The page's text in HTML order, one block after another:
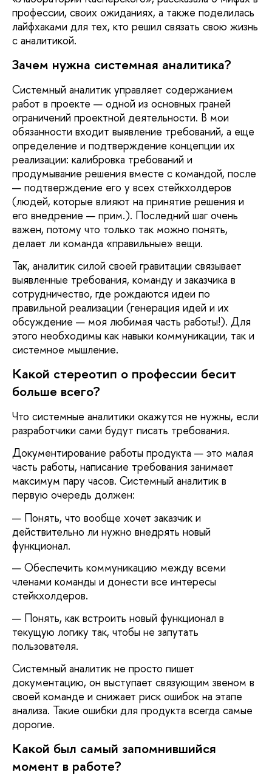
профессии, своих ожиданиях, а также поделилась
лайфхаками для тех, кто решил связать свою жизнь
с аналитикой.
Зачем нужна системная аналитика?
Системный аналитик управляет содержанием
работ в проекте — одной из основных граней
ограничений проектной деятельности. В мои
обязанности входит выявление требований, а еще
определение и подтверждение концепции их
реализации: калибровка требований и
продумывание решения вместе с командой, после
— подтверждение его у всех стейкхолдеров
(людей, которые влияют на принятие решения и
его внедрение — прим.). Последний шаг очень
важен, потому что только так можно понять,
делает ли команда «правильные» вещи.
Так, аналитик силой своей гравитации связывает
выявленные требования, команду и заказчика в
сотрудничество, где рождаются идеи по
правильной реализации (генерация идей и их
обсуждение — моя любимая часть работы!). Для
этого необходимы как навыки коммуникации, так и
системное мышление.
Какой стереотип о профессии бесит
больше всего?
Что системные аналитики окажутся не нужны, если
разработчики сами будут писать требования.
Документирование работы продукта — это малая
часть работы, написание требования занимает
максимум пару часов. Системный аналитик в
первую очередь должен:
Понять, что вообще хочет заказчик и
действительно ли нужно внедрять новый
функционал.
Обеспечить коммуникацию между всеми
членами команды и донести все интересы
стейкхолдеров.
Понять, как встроить новый функционал в
текущую логику так, чтобы не запутать
пользователя.
Системный аналитик не просто пишет
документацию, он выступает связующим звеном в
своей команде и снижает риск ошибок на этапе
анализа. Такие ошибки для продукта всегда самые
дорогие.
Какой был самый запомнившийся
момент в работе?